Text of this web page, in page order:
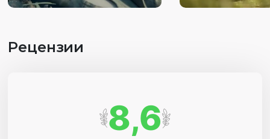
Рецензии
8,6